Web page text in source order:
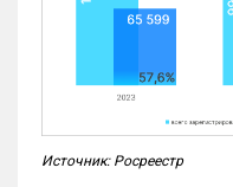
Источник: Росреестр